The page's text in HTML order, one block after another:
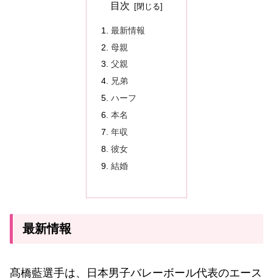
目次
最新情報
母親
父親
兄弟
ハーフ
本名
年収
彼女
結婚
最新情報
髙橋藍選手は、日本男子バレーボール代表のエース